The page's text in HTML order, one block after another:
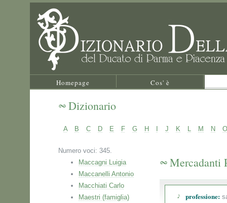
Homepage Cos' è
Dizionario
A B C D E F G H J K L M N O
Numero voci: 345.
Maccagni Luigia
Maccanelli Antonio
Macchiati Carlo
Maestri (famiglia)
Mercadanti
professione: